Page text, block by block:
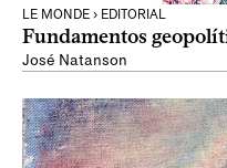
LE MONDE › EDITORIAL
Fundamentos
José Natanson